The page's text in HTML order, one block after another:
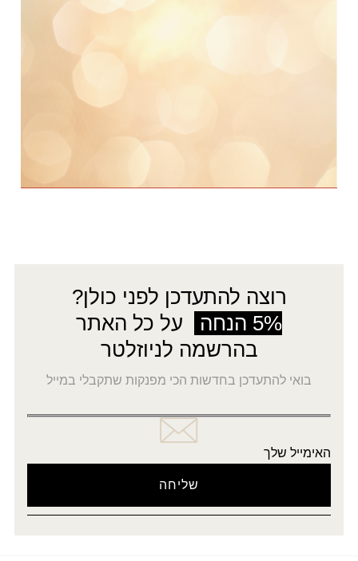
רוצה להתעדכן לפני כולן?
5% הנחה
על כל האתר
בהרשמה לניוזלטר
בואי להתעדכן בחדשות הכי מפנקות שתקבלי במייל
האימייל שלך